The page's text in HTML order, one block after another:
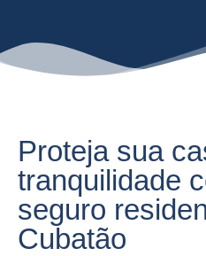
Proteja sua
tranquilidade
seguro
Cubatão